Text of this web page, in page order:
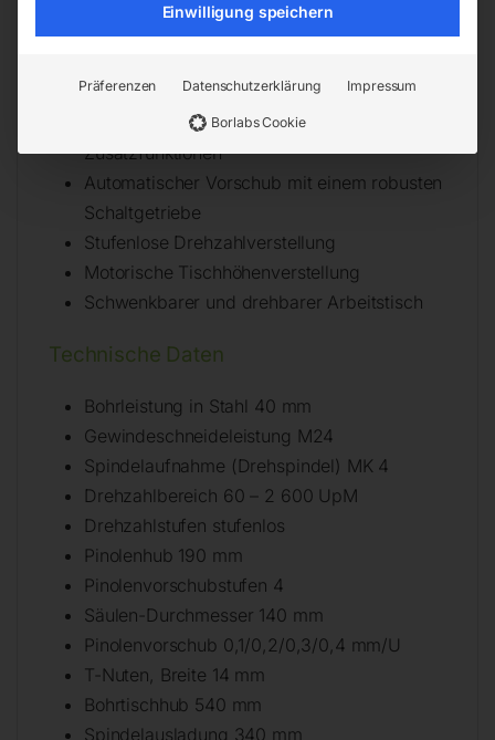
Bedienungsanleitung
Bedienfeld mit Touchscreen und
Zusatzfunktionen
Automatischer Vorschub mit einem robusten
Schaltgetriebe
Stufenlose Drehzahlverstellung
Motorische Tischhöhenverstellung
Schwenkbarer und drehbarer Arbeitstisch
Technische Daten
Bohrleistung in Stahl 40 mm
Gewindeschneideleistung M24
Spindelaufnahme (Drehspindel) MK 4
Drehzahlbereich 60 – 2 600 UpM
Drehzahlstufen stufenlos
Pinolenhub 190 mm
Pinolenvorschubstufen 4
Säulen-Durchmesser 140 mm
Pinolenvorschub 0,1/0,2/0,3/0,4 mm/U
T-Nuten, Breite 14 mm
Bohrtischhub 540 mm
Spindelausladung 340 mm
Einwilligung speichern
Präferenzen Datenschutzerklärung Impressum
Borlabs Cookie